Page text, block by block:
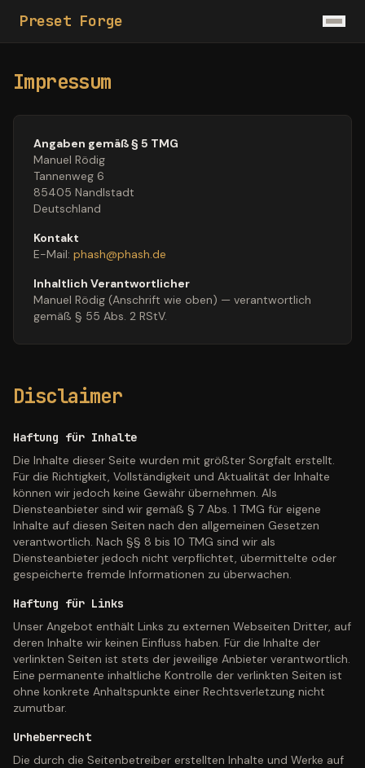
Preset Forge
Impressum
Angaben gemäß § 5 TMG
Manuel Rödig
Tannenweg 6
85405 Nandlstadt
Deutschland
Kontakt
E-Mail: phash@phash.de
Inhaltlich Verantwortlicher
Manuel Rödig (Anschrift wie oben) — verantwortlich
gemäß § 55 Abs. 2 RStV.
Disclaimer
Haftung für Inhalte
Die Inhalte dieser Seite wurden mit größter Sorgfalt erstellt.
Für die Richtigkeit, Vollständigkeit und Aktualität der Inhalte
können wir jedoch keine Gewähr übernehmen. Als
Diensteanbieter sind wir gemäß § 7 Abs. 1 TMG für eigene
Inhalte auf diesen Seiten nach den allgemeinen Gesetzen
verantwortlich. Nach §§ 8 bis 10 TMG sind wir als
Diensteanbieter jedoch nicht verpflichtet, übermittelte oder
gespeicherte fremde Informationen zu überwachen.
Haftung für Links
Unser Angebot enthält Links zu externen Webseiten Dritter, auf
deren Inhalte wir keinen Einfluss haben. Für die Inhalte der
verlinkten Seiten ist stets der jeweilige Anbieter verantwortlich.
Eine permanente inhaltliche Kontrolle der verlinkten Seiten ist
ohne konkrete Anhaltspunkte einer Rechtsverletzung nicht
zumutbar.
Urheberrecht
Die durch die Seitenbetreiber erstellten Inhalte und Werke auf